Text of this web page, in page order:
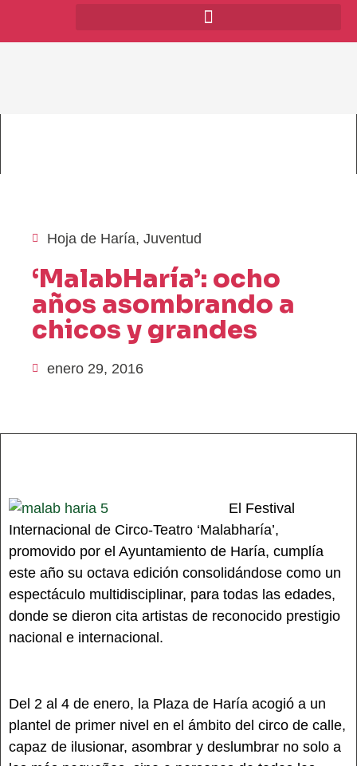
Hoja de Haría, Juventud
‘MalabHaría’: ocho
años asombrando a
chicos y grandes
enero 29, 2016
El Festival
Internacional de Circo-Teatro ‘Malabharía’,
promovido por el Ayuntamiento de Haría, cumplía
este año su octava edición consolidándose como un
espectáculo multidisciplinar, para todas las edades,
donde se dieron cita artistas de reconocido prestigio
nacional e internacional.
Del 2 al 4 de enero, la Plaza de Haría acogió a un
plantel de primer nivel en el ámbito del circo de calle,
capaz de ilusionar, asombrar y deslumbrar no solo a